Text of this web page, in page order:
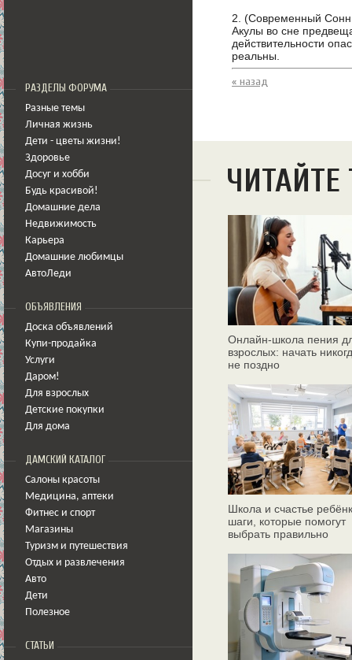
РАЗДЕЛЫ ФОРУМА
Разные темы
Личная жизнь
Дети - цветы жизни!
Здоровье
Досуг и хобби
Будь красивой!
Домашние дела
Недвижимость
Карьера
Домашние любимцы
АвтоЛеди
ОБЪЯВЛЕНИЯ
Доска объявлений
Купи-продайка
Услуги
Даром!
Для взрослых
Детские покупки
Для дома
ДАМСКИЙ КАТАЛОГ
Салоны красоты
Медицина, аптеки
Фитнес и спорт
Магазины
Туризм и путешествия
Отдых и развлечения
Авто
Дети
Полезное
СТАТЬИ
2. (Современный
Акулы во сне
действительности
реальны.
« назад
Онлайн‑школа пения
взрослых: начать
не поздно
Школа и счастье
шаги, которые помогут
выбрать правильно